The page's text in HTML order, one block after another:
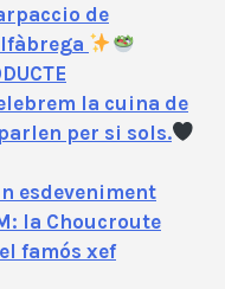
de
la cuina de
per si sols.
esdeveniment
la Choucroute
famós xef